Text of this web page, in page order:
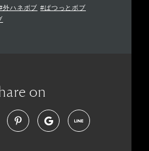
外ハネボブ #ぱつっとボブ
on